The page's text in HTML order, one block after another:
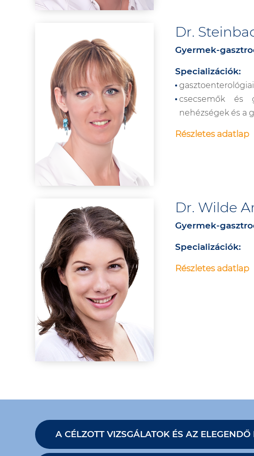
Dr.
Gyermek-
Specializációk:
csecsemők és
nehézségek és a
Részletes adatlap
Dr. Wilde
Gyermek-
Specializációk:
Részletes adatlap
A CÉLZOTT VIZSGÁLATOK ÉS AZ ELEGENDŐ